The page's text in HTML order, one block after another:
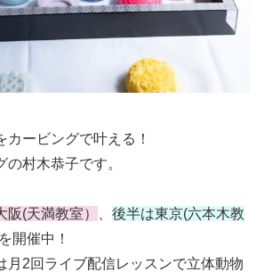
カービングで叶える！
の村木恭子です。
阪(天満教室）
後半は東京(六本木教
開催中！
月2回ライブ配信レッスンで立体動物